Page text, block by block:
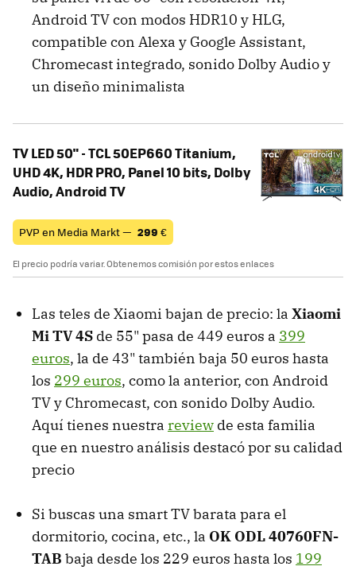
Android TV con modos HDR10 y HLG,
compatible con Alexa y Google Assistant,
Chromecast integrado, sonido Dolby Audio y
un diseño minimalista
TV LED 50" - TCL 50EP660 Titanium,
UHD 4K, HDR PRO, Panel 10 bits, Dolby
Audio, Android TV
PVP en Media Markt — 299 €
El precio podría variar. Obtenemos comisión por estos enlaces
Las teles de Xiaomi bajan de precio: la Xiaomi
Mi TV 4S de 55" pasa de 449 euros a 399
euros, la de 43" también baja 50 euros hasta
los 299 euros, como la anterior, con Android
TV y Chromecast, con sonido Dolby Audio.
Aquí tienes nuestra review de esta familia
que en nuestro análisis destacó por su calidad
precio
Si buscas una smart TV barata para el
dormitorio, cocina, etc., la OK ODL 40760FN-
TAB baja desde los 229 euros hasta los 199